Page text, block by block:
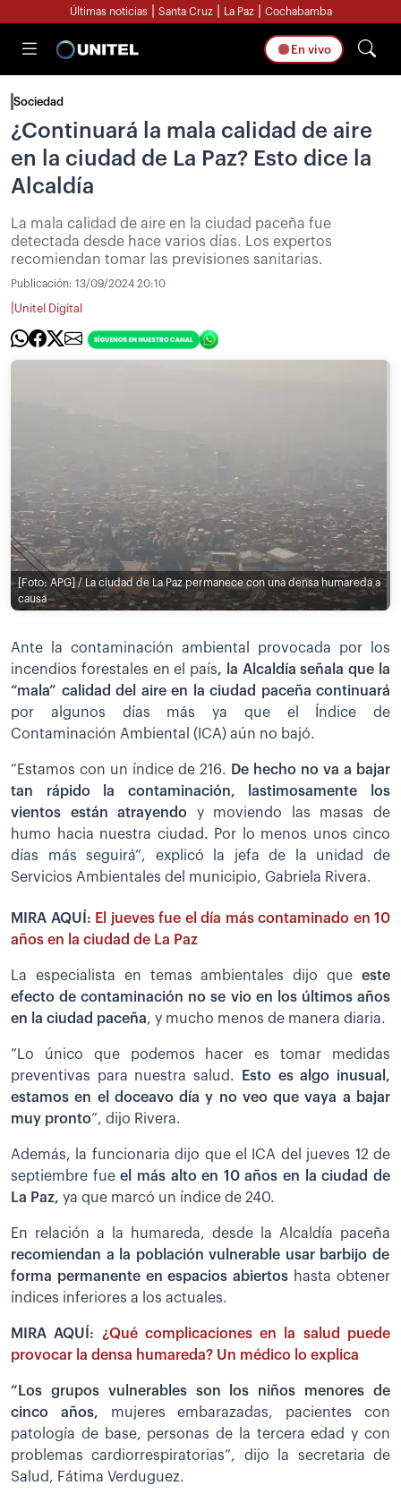
Últimas noticias Santa Cruz La Paz Cochabamba
En vivo
Sociedad
¿Continuará la mala calidad de aire
en la ciudad de La Paz? Esto dice la
Alcaldía
La mala calidad de aire en la ciudad paceña fue
detectada desde hace varios días. Los expertos
recomiendan tomar las previsiones sanitarias.
Publicación: 13/09/2024 20:10
Unitel Digital
[Foto: APG] / La ciudad de La Paz permanece con una densa humareda a
causa
Ante la contaminación ambiental provocada por los
incendios forestales en el país, la Alcaldía señala que la
“mala” calidad del aire en la ciudad paceña continuará
por algunos días más ya que el Índice de
Contaminación Ambiental (ICA) aún no bajó.
“Estamos con un índice de 216.
De hecho no va a bajar
tan rápido la contaminación, lastimosamente los
vientos están atrayendo y moviendo las masas de
humo hacia nuestra ciudad. Por lo menos unos cinco
días más seguirá”, explicó la jefa de la unidad de
Servicios Ambientales del municipio, Gabriela Rivera.
MIRA AQUÍ: El jueves fue el día más contaminado en 10
años en la ciudad de La Paz
La especialista en temas ambientales dijo que este
efecto de contaminación no se vio en los últimos años
en la ciudad paceña, y mucho menos de manera diaria.
“Lo único que podemos hacer es tomar medidas
preventivas para nuestra salud.
Esto es algo inusual,
estamos en el doceavo día y no veo que vaya a bajar
muy pronto”, dijo Rivera.
Además, la funcionaria dijo que el ICA del jueves 12 de
septiembre fueel más alto en 10 años en la ciudad de
La Paz, ya que marcó un índice de 240.
En relación a la humareda, desde la Alcaldía paceña
recomiendan a la población vulnerable usar barbijo de
forma permanente en espacios abiertos hasta obtener
índices inferiores a los actuales.
MIRA AQUÍ: ¿Qué complicaciones en la salud puede
provocar la densa humareda? Un médico lo explica
“Los grupos vulnerables son los niños menores de
cinco años, mujeres embarazadas, pacientes con
patología de base, personas de la tercera edad y con
problemas cardiorrespiratorias”, dijo la secretaria de
Salud, Fátima Verduguez.